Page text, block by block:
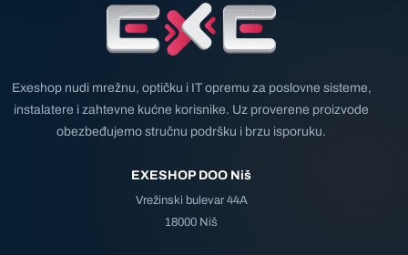
Exeshop nudi mrežnu, optičku i IT opremu za poslovne sisteme,
instalatere i zahtevne kućne korisnike. Uz proverene proizvode
obezbeđujemo stručnu podršku i brzu isporuku.
EXESHOP DOO Niš
Vrežinski bulevar 44A
18000 Niš